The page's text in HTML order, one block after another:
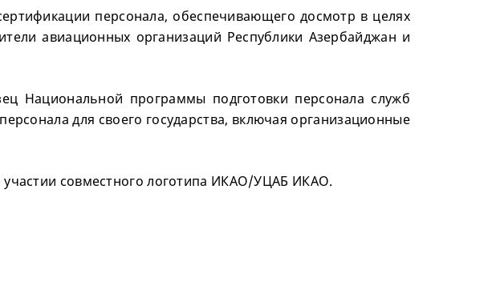
персонала, обеспечивающего досмотр в целях
авиационных организаций Республики Азербайджан и
Национальной программы подготовки персонала служб
для своего государства, включая организационные
участии совместного логотипа ИКАО/УЦАБ ИКАО.